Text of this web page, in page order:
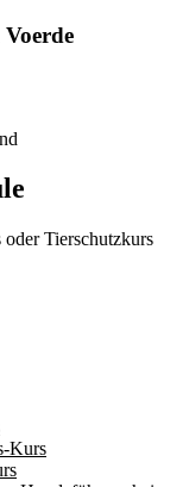
Tierschutzkurs
Kurs